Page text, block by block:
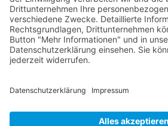
Eltern
Elternnachricht
Allgemeine Informationen
Elternbeirat
Anmeldung
Anmeldung Grundschule
Polizei
Prüfungen
Elternsprechtag